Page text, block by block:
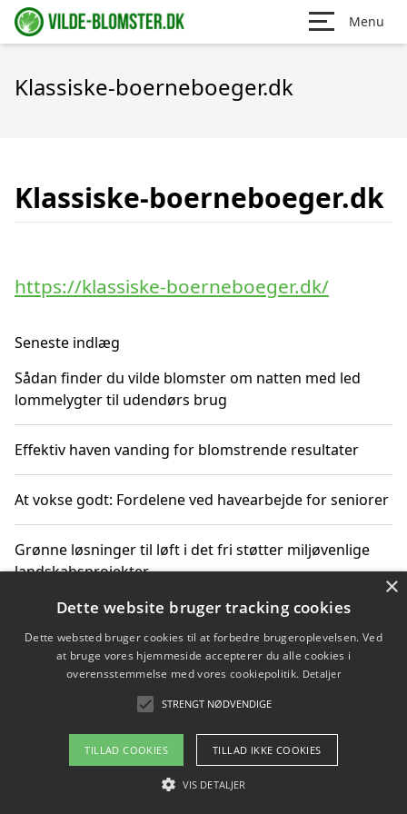
Menu
Klassiske-boerneboeger.dk
Klassiske-boerneboeger.dk
https://klassiske-boerneboeger.dk/
Seneste indlæg
Sådan finder du vilde blomster om natten med led
lommelygter til udendørs brug
Effektiv haven vanding for blomstrende resultater
At vokse godt: Fordelene ved havearbejde for seniorer
Grønne løsninger til løft i det fri støtter miljøvenlige
landskabsprojekter
Gør haven til et frirum for familien og naturen
Copyright 2026 - Pilanto Aps
Om / kontakt
Blog Betingelser
×
Dette website bruger tracking cookies
Dette websted bruger cookies til at forbedre brugeroplevelsen. Ved
at bruge vores hjemmeside accepterer du alle cookies i
overensstemmelse med vores cookiepolitik. Detaljer
STRENGT NØDVENDIGE
TILLAD COOKIES TILLAD IKKE COOKIES
VIS DETALJER